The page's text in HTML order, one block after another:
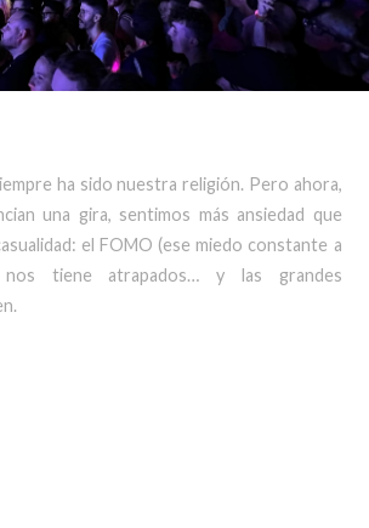
ha sido nuestra religión. Pero ahora,
una gira, sentimos más ansiedad que
el FOMO (ese miedo constante a
nos tiene atrapados… y las grandes